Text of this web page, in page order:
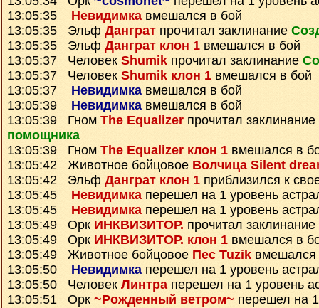
13:05:35 Невидимкавмешался в бой
13:05:35 Эльф Данграт прочитал заклинание
13:05:35 Эльф Данграт клон 1 вмешался в бой
13:05:37 Человек Shumik прочитал заклинание
13:05:37 Человек Shumik клон 1 вмешался в бой
13:05:37 Невидимкавмешался в бой
13:05:39 Невидимкавмешался в бой
13:05:39 Гном The Equalizer прочитал заклинание
помощника
13:05:39 Гном The Equalizer клон 1 вмешался в
13:05:42 Животное бойцовое Волчица Silent
13:05:42 Эльф Данграт клон 1 приблизился к
13:05:45 Невидимкаперешел на 1 уровень
13:05:45 Невидимкаперешел на 1 уровень
13:05:49 Орк ИНКВИЗИТОР. прочитал заклинание
13:05:49 Орк ИНКВИЗИТОР. клон 1 вмешался в
13:05:49 Животное бойцовое Пес Tuzik вмешался
13:05:50 Невидимкаперешел на 1 уровень
13:05:50 Человек Линтраперешел на 1 уровень
13:05:51 Орк ~Рожденный ветром~ перешел на